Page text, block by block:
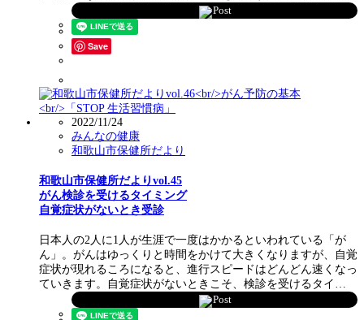
Post
Save
2022/11/24
みんなの健康
和歌山市保健所だより
和歌山市保健所だよりvol.45
がん検診を受けるタイミング
自覚症状がないとき受診
日本人の2人に1人が生涯で一度はかかるといわれている「が
ん」。がんはゆっくりと時間をかけて大きくなりますが、自覚
症状が現れるころになると、進行スピードはどんどん速くなっ
ていきます。自覚症状がないときこそ、検診を受けるタイ…
Post